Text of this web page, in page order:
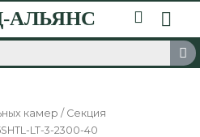
камер / Секция
LT-3-2300-40